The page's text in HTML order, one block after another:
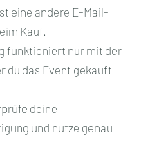
eine andere E-Mail-
Kauf.
funktioniert nur mit der
du das Event gekauft
deine
und nutze genau